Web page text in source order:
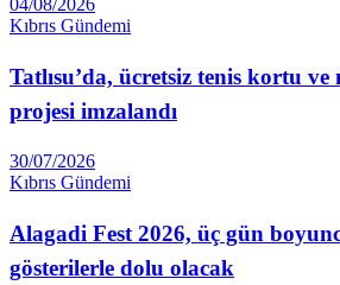
04/08/2026
Kıbrıs Gündemi
Tatlısu’da, ücretsiz tenis kortu
projesi imzalandı
30/07/2026
Kıbrıs Gündemi
Alagadi Fest 2026, üç gün
gösterilerle dolu olacak